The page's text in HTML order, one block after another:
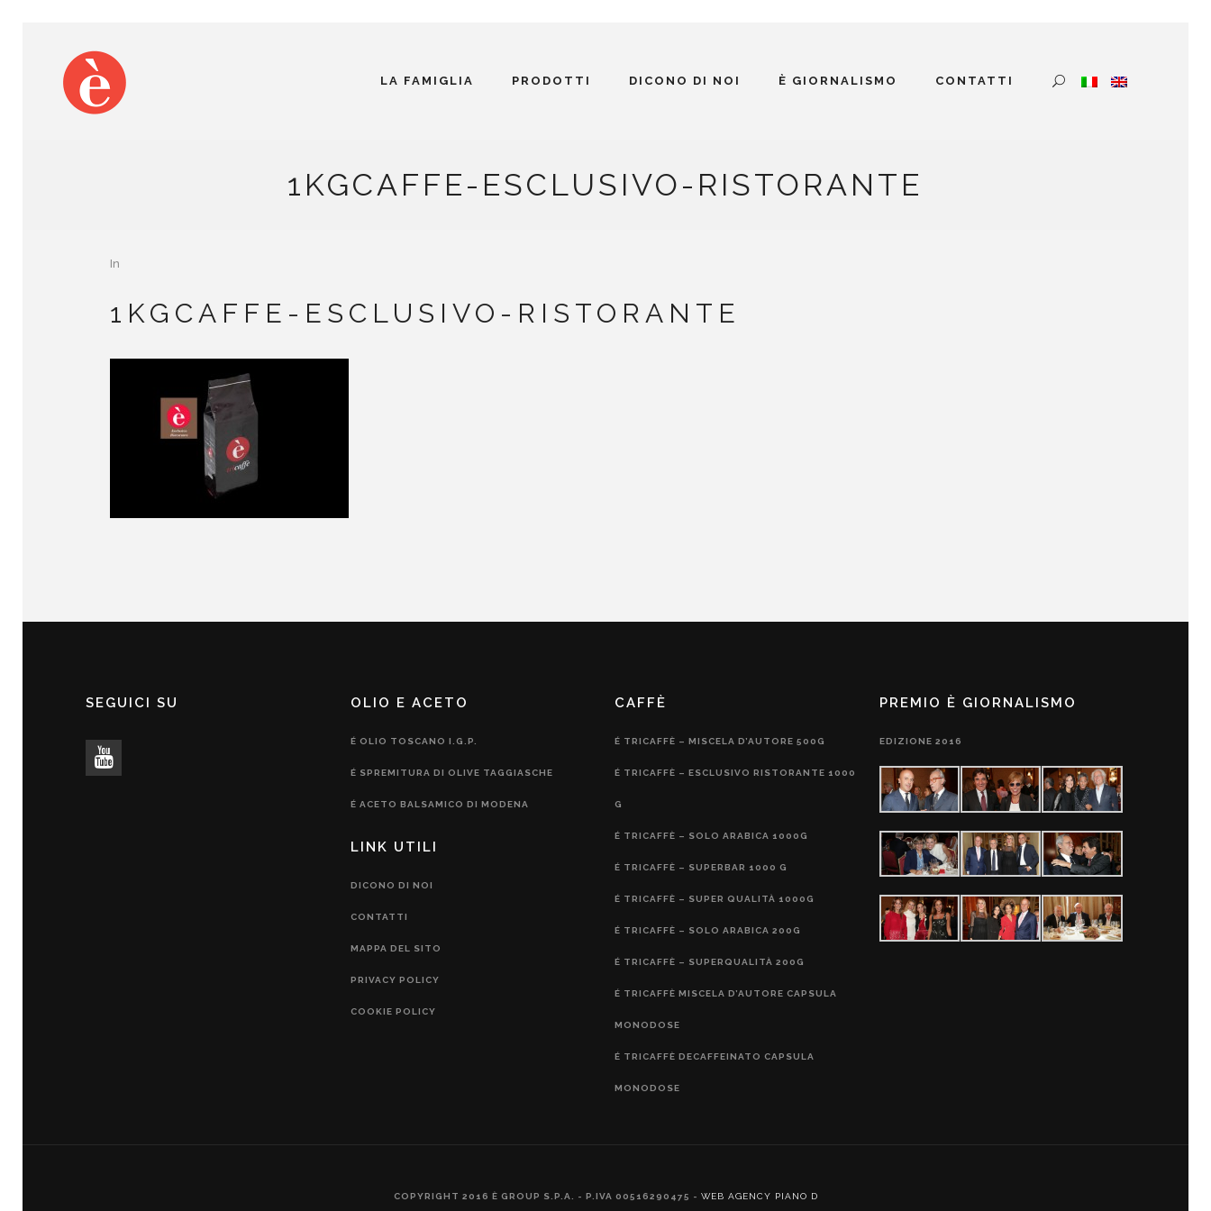
LA FAMIGLIA PRODOTTI DICONO DI NOI È GIORNALISMO CONTATTI
1KGCAFFE-ESCLUSIVO-RISTORANTE
In
1KGCAFFE-ESCLUSIVO-RISTORANTE
SEGUICI SU OLIO E ACETO
É OLIO TOSCANO I.G.P.
É SPREMITURA DI OLIVE TAGGIASCHE
É ACETO BALSAMICO DI MODENA
LINK UTILI
DICONO DI NOI
CONTATTI
MAPPA DEL SITO
PRIVACY POLICY
COOKIE POLICY
CAFFÈ
É TRICAFFÈ – MISCELA D’AUTORE 500G
É TRICAFFÈ – ESCLUSIVO RISTORANTE 1000
G
É TRICAFFÈ – SOLO ARABICA 1000G
É TRICAFFÈ – SUPERBAR 1000 G
É TRICAFFÈ – SUPER QUALITÀ 1000G
É TRICAFFÈ – SOLO ARABICA 200G
É TRICAFFÈ – SUPERQUALITÀ 200G
É TRICAFFÈ MISCELA D’AUTORE CAPSULA
MONODOSE
É TRICAFFÈ DECAFFEINATO CAPSULA
MONODOSE
PREMIO È GIORNALISMO
EDIZIONE 2016
COPYRIGHT 2016 È GROUP S.P.A. - P.IVA 00516290475 - WEB AGENCY PIANO D